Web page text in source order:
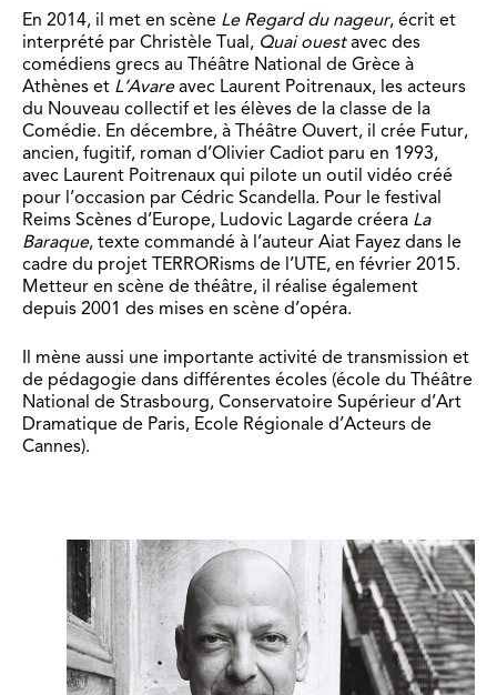
En 2014, il met en scène Le Regard du nageur, écrit et
interprété par Christèle Tual, Quai ouestavec des
comédiens grecs au Théâtre National de Grèce à
Athènes et L’Avareavec Laurent Poitrenaux, les acteurs
du Nouveau collectif et les élèves de la classe de la
Comédie. En décembre, à Théâtre Ouvert, il crée Futur,
ancien, fugitif, roman d’Olivier Cadiot paru en 1993,
avec Laurent Poitrenaux qui pilote un outil vidéo créé
pour l’occasion par Cédric Scandella. Pour le festival
Reims Scènes d’Europe, Ludovic Lagarde créera La
Baraque, texte commandé à l’auteur Aiat Fayez dans le
cadre du projet TERRORisms de l’UTE, en février 2015.
Metteur en scène de théâtre, il réalise également
depuis 2001 des mises en scène d’opéra.
Il mène aussi une importante activité de transmission et
de pédagogie dans différentes écoles (école du Théâtre
National de Strasbourg, Conservatoire Supérieur d’Art
Dramatique de Paris, Ecole Régionale d’Acteurs de
Cannes).